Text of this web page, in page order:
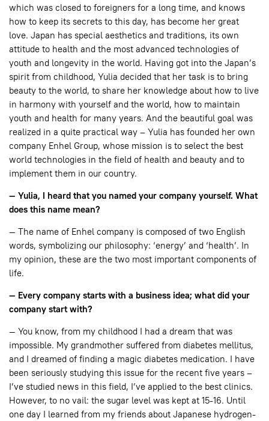
which was closed to foreigners for a long time, and knows
how to keep its secrets to this day, has become her great
love. Japan has special aesthetics and traditions, its own
attitude to health and the most advanced technologies of
youth and longevity in the world. Having got into the Japan’s
spirit from childhood, Yulia decided that her task is to bring
beauty to the world, to share her knowledge about how to live
in harmony with yourself and the world, how to maintain
youth and health for many years. And the beautiful goal was
realized in a quite practical way – Yulia has founded her own
company Enhel Group, whose mission is to select the best
world technologies in the field of health and beauty and to
implement them in our country.
— Yulia, I heard that you named your company yourself. What
does this name mean?
— The name of Enhel company is composed of two English
words, symbolizing our philosophy: ‘energy’ and ‘health’. In
my opinion, these are the two most important components of
life.
— Every company starts with a business idea; what did your
company start with?
— You know, from my childhood I had a dream that was
impossible. My grandmother suffered from diabetes mellitus,
and I dreamed of finding a magic diabetes medication. I have
been seriously studying this issue for the recent five years –
I’ve studied news in this field, I’ve applied to the best clinics.
However, to no vail: the sugar level was kept at 15-16. Until
one day I learned from my friends about Japanese hydrogen-